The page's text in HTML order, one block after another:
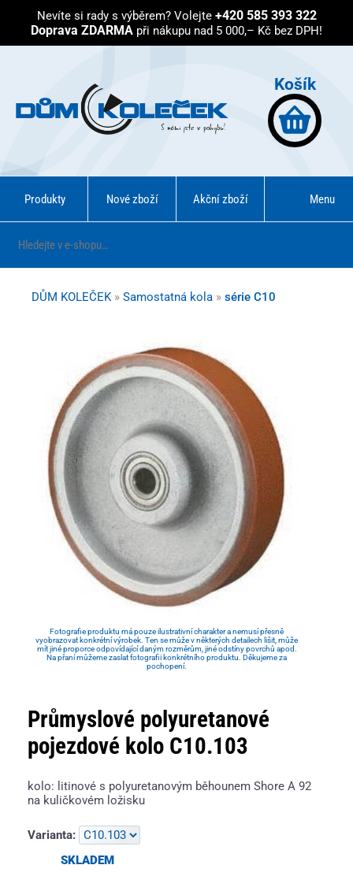
Nevíte si rady s výběrem? Volejte +420 585 393 322
Doprava ZDARMA při nákupu nad 5 000,– Kč bez DPH!
Košík
Produkty Nové zboží Akční zboží Menu
DŮM KOLEČEK» Samostatná kola » série C10
Fotografie produktu má pouze ilustrativní charakter a nemusí přesně
vyobrazovat konkrétní výrobek. Ten se může v některých detailech lišit, může
mít jiné proporce odpovídající daným rozměrům, jiné odstíny povrchů apod.
Na přaní můžeme zaslat fotografii konkrétního produktu. Děkujeme za
pochopení.
Průmyslové polyuretanové
pojezdové kolo C10.103
kolo: litinové s polyuretanovým běhounem Shore A 92
na kuličkovém ložisku
Varianta:
SKLADEM